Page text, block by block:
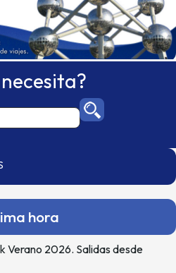
hora
Verano 2026. Salidas desde